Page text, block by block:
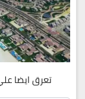
تعرق ايضا